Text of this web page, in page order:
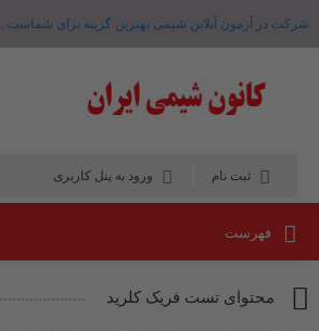
شرکت در آزمون آنلاین شیمی بهترین گزینه برای شماست .
ثبت نام ورود به پنل کاربری
فهرست
محتوای تست فریک کلرید